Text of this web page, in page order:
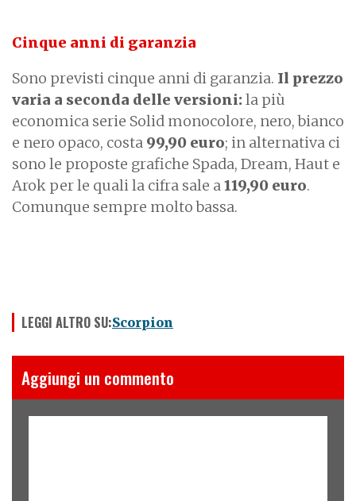
Cinque anni di garanzia
Sono previsti cinque anni di garanzia. Il prezzo
varia a seconda delle versioni: la più
economica serie Solid monocolore, nero, bianco
e nero opaco, costa 99,90 euro; in alternativa ci
sono le proposte grafiche Spada, Dream, Haut e
Arok per le quali la cifra sale a119,90 euro.
Comunque sempre molto bassa.
LEGGI ALTRO SU:Scorpion
Aggiungi un commento